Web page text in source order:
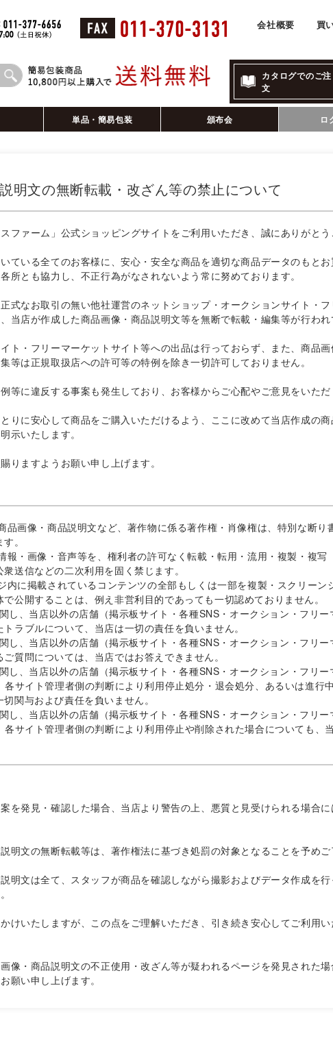
会社概要 買
カタログでのご注
文
単品・簡易包装 頒布会 ロ
明文の無断転載・改ざん等の禁止について
ファーム」公式ショッピングサイトをご利用いただき、誠にありがとう
ている全てのお客様に、安心・安全な商品を適切な商品データのもと
所とも協力し、不正行為がなされないよう常に努めております。
式なお取引の無い他社運営のネットショップ・オークションサイト・
当店が作成した商品画像・商品説明文等を無断で転載・編集等が行われ
ト・フリーマーケットサイト等への出品は行っておらず、また、商品
等は正規取扱店への許可等の特例を除き一切許可しておりません。
等に違反する事案も発生しており、お客様からご心配やご意見をいただ
りに安心して商品をご購入いただけるよう、ここに改めて当店作成の
示いたします。
りますようお願い申し上げます。
品画像・商品説明文など、著作物に係る著作権・肖像権は、特別な断り
。
報・画像・音声等を、権利者の許可なく転載・転用・流用・複製・複写
送信などの二次利用を固く禁じます。
内に掲載されているコンテンツの全部もしくは一部を複製・スクリーン
公開することは、例え非営利目的であっても一切認めておりません。
し、当店以外の店舗（掲示板サイト・各種SNS・オークション・フリー
ラブルについて、当店は一切の責任を負いません。
、当店以外の店舗（掲示板サイト・各種SNS・オークション・フリー
質問については、当店ではお答えできません。
し、当店以外の店舗（掲示板サイト・各種SNS・オークション・フリ
各サイト管理者側の判断により利用停止処分・退会処分、あるいは進行
関与および責任を負いません。
し、当店以外の店舗（掲示板サイト・各種SNS・オークション・フリ
サイト管理者側の判断により利用停止や削除された場合についても、
を発見・確認した場合、当店より警告の上、悪質と見受けられる場合
明文の無断転載等は、著作権法に基づき処罰の対象となることを予めご
明文は全て、スタッフが商品を確認しながら撮影およびデータ作成を
けいたしますが、この点をご理解いただき、引き続き安心してご利用
像・商品説明文の不正使用・改ざん等が疑われるページを発見された
願い申し上げます。